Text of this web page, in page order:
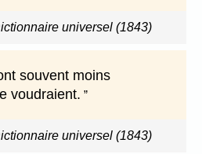
universel (1843)
souvent moins
voudraient.
universel (1843)